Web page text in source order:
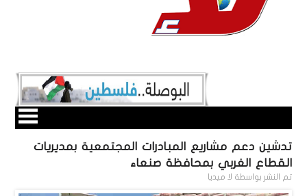
تدشين دعم مشاريع المبادرات المجتمعية بمديريات
القطاع الغربي بمحافظة صنعاء
تم النشر بواسطة لا ميديا